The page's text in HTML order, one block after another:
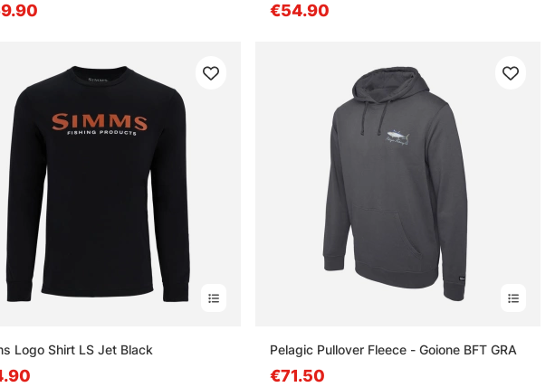
€54.90
Logo Shirt LS Jet Black Pelagic Pullover Fleece - Goione BFT GRA
€71.50